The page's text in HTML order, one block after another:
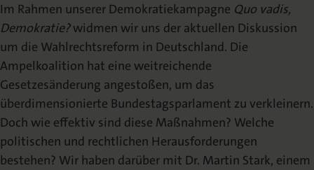
Karriere
Ihre Einstiegsmöglichkeiten
Termine
Nomos für Sie vor Ort
NomosEvents
Online und Live
Geisteswissenschaften
Inlibra
Die digitale Bibliothek
Mediadaten
Werben in Fachzeitschriften
Kataloge
Aktuelle Prospekte zum Download
FAQ
Häufige Fragen
Im Rahmen unserer Demokratiekampagne Quo vadis,
Demokratie?widmen wir uns der aktuellen Diskussion
um die Wahlrechtsreform in Deutschland. Die
Ampelkoalition hat eine weitreichende
Gesetzesänderung angestoßen, um das
überdimensionierte Bundestagsparlament zu verkleinern.
Doch wie effektiv sind diese Maßnahmen? Welche
politischen und rechtlichen Herausforderungen
bestehen? Wir haben darüber mit Dr. Martin Stark, einem